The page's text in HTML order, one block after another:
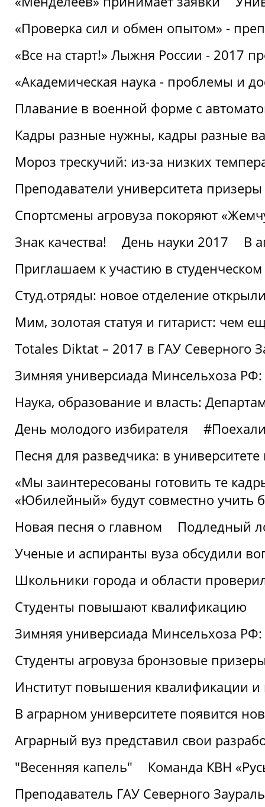
«Проверка сил и обмен опытом» -
«Все на старт!» Лыжня России - 2017
«Академическая наука - проблемы и
Плавание в военной форме с
Кадры разные нужны, кадры разные
Мороз трескучий: из-за низких
Преподаватели университета
Спортсмены агровуза покоряют
Знак качества!
День науки 2017
В
Приглашаем к участию в
Студ.отряды: новое отделение
Мим, золотая статуя и гитарист: чем
Totales Diktat – 2017 в ГАУ Северного
Зимняя универсиада Минсельхоза
Наука, образование и власть:
День молодого избирателя
Песня для разведчика: в
«Мы заинтересованы готовить те
«Юбилейный» будут совместно учить
Новая песня о главном
Подледный
Ученые и аспиранты вуза обсудили
Школьники города и области
Студенты повышают квалификацию
Зимняя универсиада Минсельхоза
Студенты агровуза бронзовые
Институт повышения квалификации и
В аграрном университете появится
Аграрный вуз представил свои
"Весенняя капель"
Команда КВН
Преподаватель ГАУ Северного